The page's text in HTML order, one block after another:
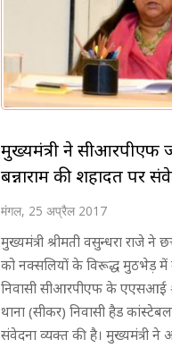
मुख्यमंत्री ने सीआरपीएफ
बन्नाराम की शहादत पर
मंगल, 25 अप्रैल 2017
मुख्यमंत्री श्रीमती वसुन्धरा राजे
को नक्सलियों के विरूद्ध मुठभेड़ में
निवासी सीआरपीएफ के एएसआई
थाना (सीकर) निवासी हैड कांस्टेबल
संवेदना व्यक्त की है। मुख्यमंत्री